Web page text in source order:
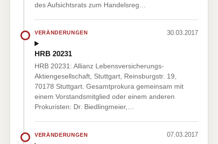
des Aufsichtsrats zum Handelsreg…
VERÄNDERUNGEN 30.03.2017
HRB 20231
HRB 20231: Allianz Lebensversicherungs-
Aktiengesellschaft, Stuttgart, Reinsburgstr. 19,
70178 Stuttgart. Gesamtprokura gemeinsam mit
einem Vorstandsmitglied oder einem anderen
Prokuristen: Dr. Biedlingmeier,…
VERÄNDERUNGEN 07.03.2017